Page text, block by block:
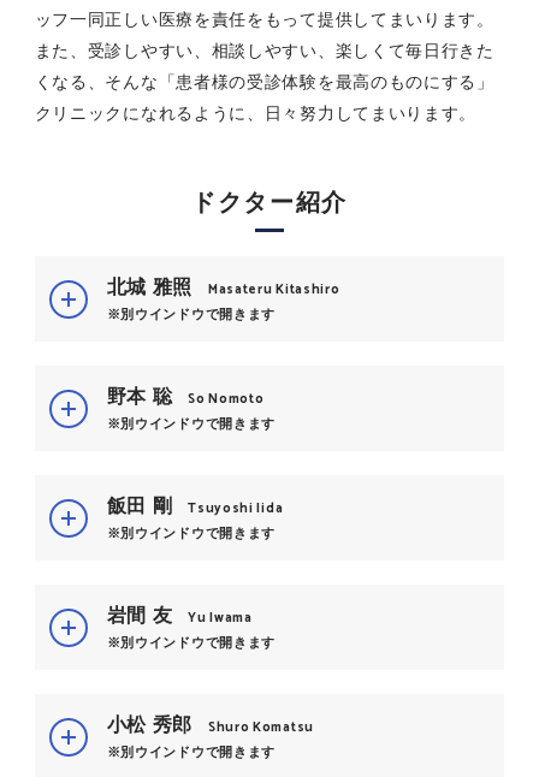
ッフ一同正しい医療を責任をもって提供してまいります。
また、受診しやすい、相談しやすい、楽しくて毎日行きた
くなる、そんな「患者様の受診体験を最高のものにする」
クリニックになれるように、日々努力してまいります。
ドクター紹介
北城 雅照
Masateru Kitashiro
※別ウインドウで開きます
野本 聡
So Nomoto
※別ウインドウで開きます
飯田 剛
Tsuyoshi Iida
※別ウインドウで開きます
岩間 友
Yu Iwama
※別ウインドウで開きます
小松 秀郎
Shuro Komatsu
※別ウインドウで開きます